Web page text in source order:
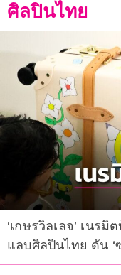
ศิลปินไทย
‘เกษรวิลเลจ’ เนร
แลบศิลปินไทย ดัน ‘